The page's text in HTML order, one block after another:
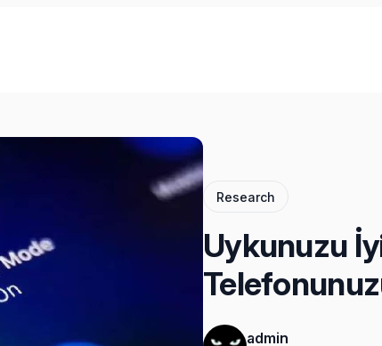
Research
Uykunuzu
admin